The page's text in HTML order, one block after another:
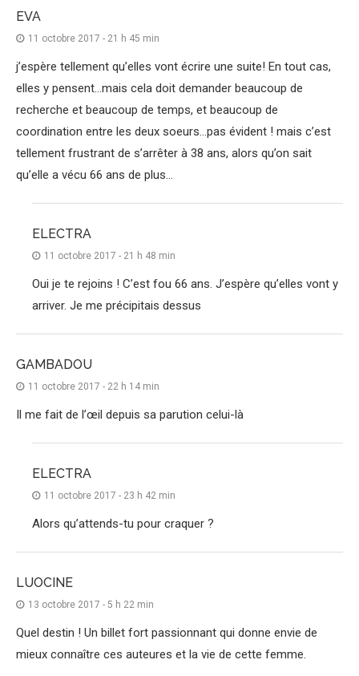
EVA
11 octobre 2017 - 21 h 45 min
j’espère tellement qu’elles vont écrire une suite! En tout cas,
elles y pensent…mais cela doit demander beaucoup de
recherche et beaucoup de temps, et beaucoup de
coordination entre les deux soeurs…pas évident ! mais c’est
tellement frustrant de s’arrêter à 38 ans, alors qu’on sait
qu’elle a vécu 66 ans de plus…
ELECTRA
11 octobre 2017 - 21 h 48 min
Oui je te rejoins ! C’est fou 66 ans. J’espère qu’elles vont y
arriver. Je me précipitais dessus
GAMBADOU
11 octobre 2017 - 22 h 14 min
Il me fait de l’œil depuis sa parution celui-là
ELECTRA
11 octobre 2017 - 23 h 42 min
Alors qu’attends-tu pour craquer ?
LUOCINE
13 octobre 2017 - 5 h 22 min
Quel destin ! Un billet fort passionnant qui donne envie de
mieux connaître ces auteures et la vie de cette femme.